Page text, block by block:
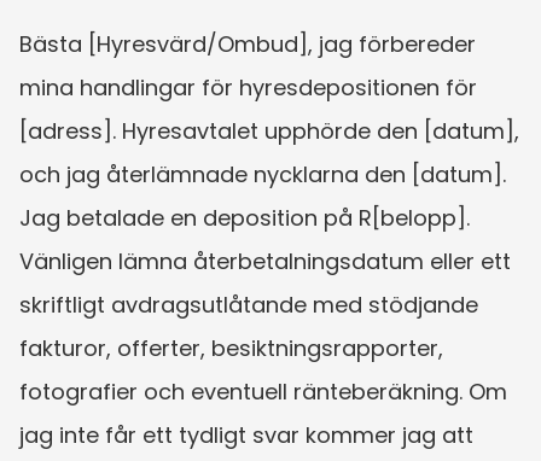
Bästa [Hyresvärd/Ombud], jag förbereder
mina handlingar för hyresdepositionen för
[adress]. Hyresavtalet upphörde den [datum],
och jag återlämnade nycklarna den [datum].
Jag betalade en deposition på R[belopp].
Vänligen lämna återbetalningsdatum eller ett
skriftligt avdragsutlåtande med stödjande
fakturor, offerter, besiktningsrapporter,
fotografier och eventuell ränteberäkning. Om
jag inte får ett tydligt svar kommer jag att